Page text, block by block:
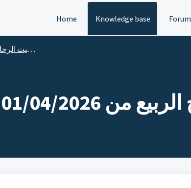
Home Knowledge base
برنامج و توقيت
لغاية 24/10/2026